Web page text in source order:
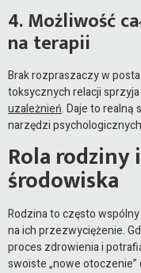
4. Możliwość
na terapii
Brak rozpraszaczy w
toksycznych relacji
uzależnień. Daje to realną
narzędzi
Rola
środowiska
Rodzina to często
na ich przezwyciężenie.
proces zdrowienia i
swoiste „nowe otoczenie”